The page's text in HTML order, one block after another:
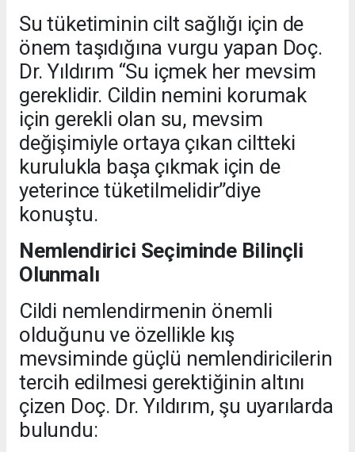
Su tüketiminin cilt sağlığı için de
önem taşıdığına vurgu yapan Doç.
Dr. Yıldırım “Su içmek her mevsim
gereklidir. Cildin nemini korumak
için gerekli olan su, mevsim
değişimiyle ortaya çıkan ciltteki
kurulukla başa çıkmak için de
yeterince tüketilmelidir”diye
konuştu.
Nemlendirici Seçiminde Bilinçli
Olunmalı
Cildi nemlendirmenin önemli
olduğunu ve özellikle kış
mevsiminde güçlü nemlendiricilerin
tercih edilmesi gerektiğinin altını
çizen Doç. Dr. Yıldırım, şu uyarılarda
bulundu: